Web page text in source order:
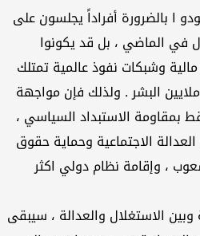
ا بالضرورة أفراداً يجلسون على
في الماضي ، بل قد يكونوا
وشبكات نفوذ عالمية تمتلك
البشر . ولذلك فإن مواجهة
بمقاومة الاستبداد السياسي ،
الاجتماعية وحماية حقوق
، وإقامة نظام دولي اكثر
وبين الاستغلال والعدالة ، سيبقى